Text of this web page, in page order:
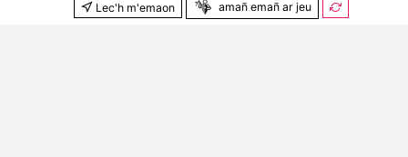
Lec'h m'emaon amañ emañ ar jeu